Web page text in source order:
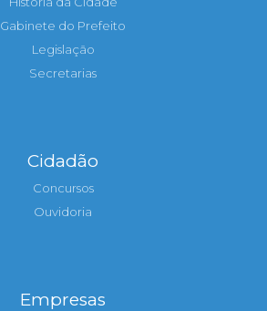
Gabinete do Prefeito
Legislação
Secretarias
Cidadão
Concursos
Ouvidoria
Empresas